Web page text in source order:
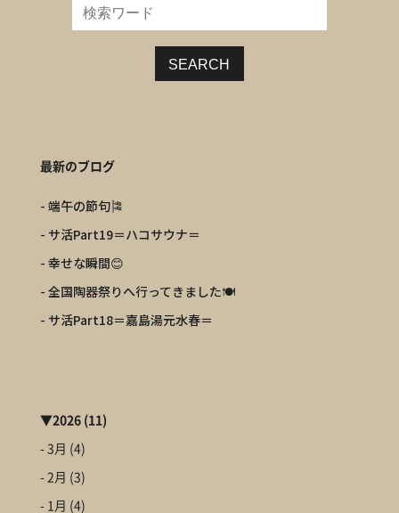
SEARCH
最新のブログ
- 端午の節句🎏
- サ活Part19＝ハコサウナ＝
- 幸せな瞬間😊
- 全国陶器祭りへ行ってきました🍽️
- サ活Part18＝嘉島湯元水春＝
▼2026(11)
- 3月 (4)
- 2月 (3)
- 1月 (4)